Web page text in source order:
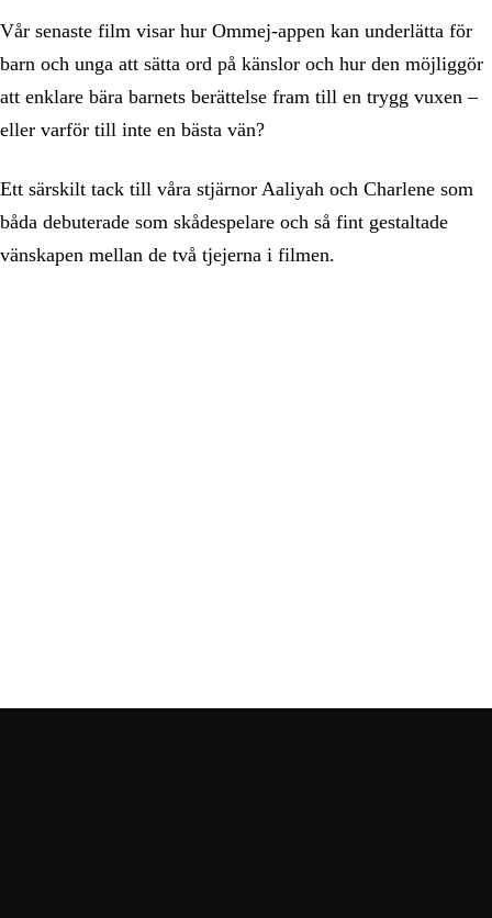
Vår senaste film visar hur Ommej-appen kan underlätta för
barn och unga att sätta ord på känslor och hur den möjliggör
att enklare bära barnets berättelse fram till en trygg vuxen –
eller varför till inte en bästa vän?
Ett särskilt tack till våra stjärnor Aaliyah och Charlene som
båda debuterade som skådespelare och så fint gestaltade
vänskapen mellan de två tjejerna i filmen.